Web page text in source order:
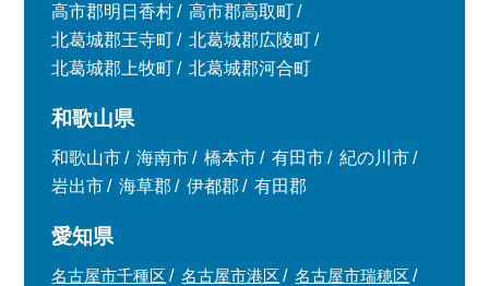
高市郡明日香村
高市郡高取町
北葛城郡王寺町
北葛城郡広陵町
北葛城郡上牧町
北葛城郡河合町
和歌山県
和歌山市 海南市 橋本市 有田市
紀の川市
岩出市
海草郡 伊都郡 有田郡
愛知県
名古屋市千種区 名古屋市港区
名古屋市瑞穂区